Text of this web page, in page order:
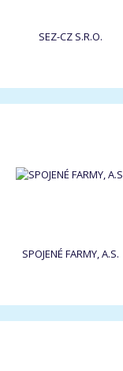
SEZ-CZ S.R.O.
SPOJENÉ FARMY, A.S.